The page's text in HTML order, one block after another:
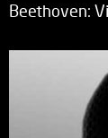
Beethoven: